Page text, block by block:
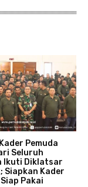
Pemuda
Seluruh
Ikuti Diklatsar
Siapkan Kader
Pakai